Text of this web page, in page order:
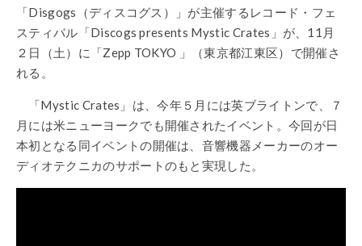
「Disgogs（ディスコグス）」が主催するレコード・フェ
スティバル「Discogs presents Mystic Crates」が、11月
２日（土）に「Zepp TOKYO 」（東京都江東区）で開催さ
れる。
「Mystic Crates」は、今年５月には英ブライトンで、７
月には米ニューヨークでも開催されたイベント。今回が日
本初となる同イベントの開催は、音響機器メーカーのオー
ディオテクニカのサポートのもと実現した。